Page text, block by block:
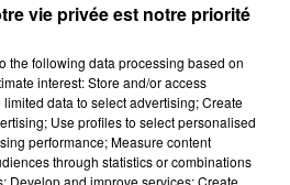
DE REIMS FERME
du centre-ville
est contraint de
vie privée est notre priorité
the following data processing based on
interest: Store and/or access
data to select advertising; Create
Use profiles to select personalised
performance; Measure content
through statistics or combinations
Develop and improve services; Create